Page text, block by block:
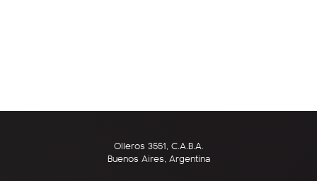
Olleros 3551, C.A.B.A.
Buenos Aires, Argentina